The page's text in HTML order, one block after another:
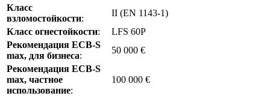
Класс
взломостойкости:
II (EN 1143-1)
Класс огнестойкости:
LFS 60P
Рекомендация ECB-S
max, для бизнеса:
50 000 €
Рекомендация ECB-S
max, частное
использование:
100 000 €